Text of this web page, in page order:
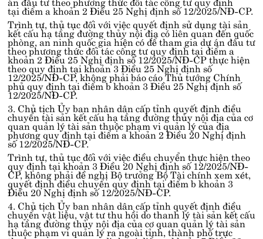
tại điểm a khoản 2 Điều 25 Nghị định số 12/2025/NĐ-CP.
Trình tự, thủ tục đối với việc quyết định sử dụng tài sản
kết cấu hạ tầng đường thủy nội địa có liên quan đến quốc
phòng, an ninh quốc gia hiện có để tham gia dự án đầu tư
theo phương thức đối tác công tư quy định tạiđiểm a
khoản 2 Điều 25 Nghị định số 12/2025/NĐ-CPthực hiện
theo quy định tạikhoản 3 Điều 25 Nghị định số
12/2025/NĐ-CP, không phải báo cáo Thủ tướng Chính
phủ quy định tạiđiểm b khoản 3 Điều 25 Nghị định số
12/2025/NĐ-CP.
3. Chủ tịch Ủy ban nhân dân cấp tỉnh quyết định điều
chuyển tài sản kết cấu hạ tầng đường thủy nội địa của cơ
quan quản lý tài sản thuộc phạm vi quản lý của địa
phương quy định tạiđiểm a khoản 2 Điều 20 Nghị định
số 12/2025/NĐ-CP.
Trình tự, thủ tục đối với việc điều chuyển thực hiện theo
quy định tạikhoản 3 Điều 20 Nghị định số 12/2025/NĐ-
CP, không phải đề nghị Bộ trưởng Bộ Tài chính xem xét,
quyết định điều chuyển quy định tạiđiểm b khoản 3
Điều 20 Nghị định số 12/2025/NĐ-CP.
4. Chủ tịch Ủy ban nhân dân cấp tỉnh quyết định điều
chuyển vật liệu, vật tư thu hồi do thanh lý tài sản kết cấu
hạ tầng đường thủy nội địa của cơ quan quản lý tài sản
thuộc phạm vi quản lý ra ngoài tỉnh, thành phố trực
Điện thoại:1900.5555.26hoặc(024) 3773.9829